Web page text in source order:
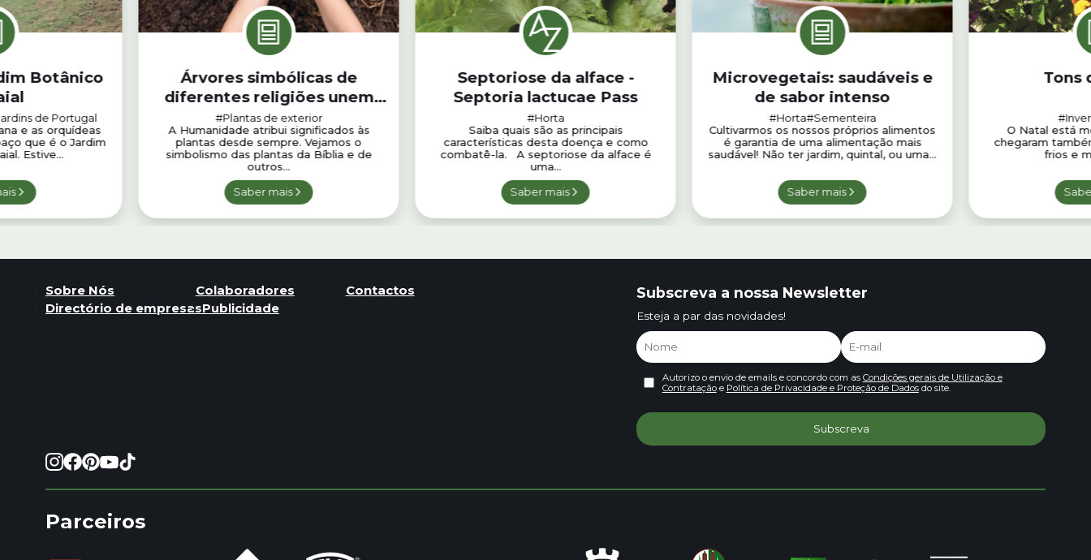
Botânico
de Portugal
e as orquídeas
que é o Jardim
Estive...
Árvores simbólicas de
diferentes religiões unem
comunidades
#Plantas de exterior
A Humanidade atribui significados às
plantas desde sempre. Vejamos o
simbolismo das plantas da Bíblia e de
outros...
Saber mais
Septoriose da alface -
Septoria lactucae Pass
#Horta
Saiba quais são as principais
características desta doença e como
combatê-la. A septoriose da alface é
uma...
Saber mais
Microvegetais: saudáveis e
de sabor intenso
#Horta#Sementeira
Cultivarmos os nossos próprios alimentos
é garantia de uma alimentação mais
saudável! Não ter jardim, quintal, ou uma...
Saber mais
Tons
O Natal está
chegaram
frios e
Sobre Nós Colaboradores
Contactos
Directório de empresasPublicidade
Subscreva a nossa Newsletter
Esteja a par das novidades!
Autorizo o envio de emails e concordo com as Condições gerais de Utilização e
Contrataçãoe Política de Privacidade e Proteção de Dadosdo site.
Parceiros